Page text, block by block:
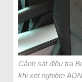
Cảnh sát điều tra
khi xét nghiệm